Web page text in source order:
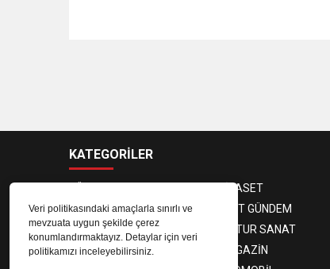
Veri politikasındaki amaçlarla sınırlı ve
mevzuata uygun şekilde çerez
konumlandırmaktayız. Detaylar için veri
politikamızı inceleyebilirsiniz.
KATEGORİLER
SİYASET
EKONOMİ
KENT GÜNDEM
3. SAYFA
KULTUR SANAT
SPOR
MAGAZİN